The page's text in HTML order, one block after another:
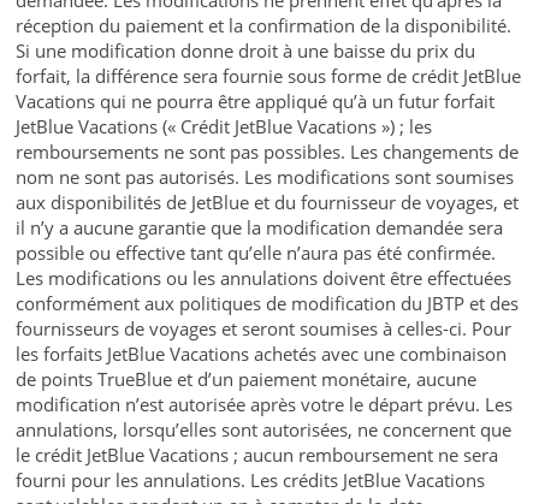
réception du paiement et la confirmation de la disponibilité.
Si une modification donne droit à une baisse du prix du
forfait, la différence sera fournie sous forme de crédit JetBlue
Vacations qui ne pourra être appliqué qu’à un futur forfait
JetBlue Vacations (« Crédit JetBlue Vacations ») ; les
remboursements ne sont pas possibles. Les changements de
nom ne sont pas autorisés. Les modifications sont soumises
aux disponibilités de JetBlue et du fournisseur de voyages, et
il n’y a aucune garantie que la modification demandée sera
possible ou effective tant qu’elle n’aura pas été confirmée.
Les modifications ou les annulations doivent être effectuées
conformément aux politiques de modification du JBTP et des
fournisseurs de voyages et seront soumises à celles-ci. Pour
les forfaits JetBlue Vacations achetés avec une combinaison
de points TrueBlue et d’un paiement monétaire, aucune
modification n’est autorisée après votre le départ prévu. Les
annulations, lorsqu’elles sont autorisées, ne concernent que
le crédit JetBlue Vacations ; aucun remboursement ne sera
fourni pour les annulations. Les crédits JetBlue Vacations